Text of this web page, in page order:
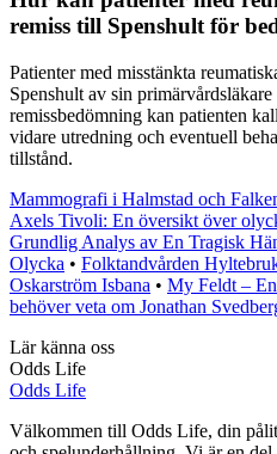
remiss till Spenshult för
Patienter med misstänkta
Spenshult av sin
remissbedömning kan patienten
vidare utredning och eventuell
tillstånd.
Mammografi i Halmstad och
Axels Tivoli: En översikt över
Grundlig Analys av En Tragisk
Olycka • Folktandvården
Oskarström Isbana • My Feldt –
behöver veta om Jonathan
Lär känna oss
Odds Life
Odds Life
Välkommen till Odds Life, din